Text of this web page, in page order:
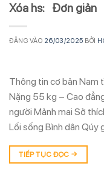
Xóa hs: Đơn giản
ĐĂNG VÀO 26/03/2025 BỞI
Thông tin cơ bản Nam
Nặng 55 kg – Cao
người Mảnh mai Sở
Lối sống Bình dân Qúy
TIẾP TỤC ĐỌC →